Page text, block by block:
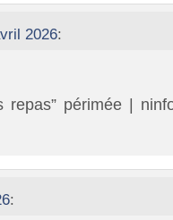
2026:
repas” périmée |
: